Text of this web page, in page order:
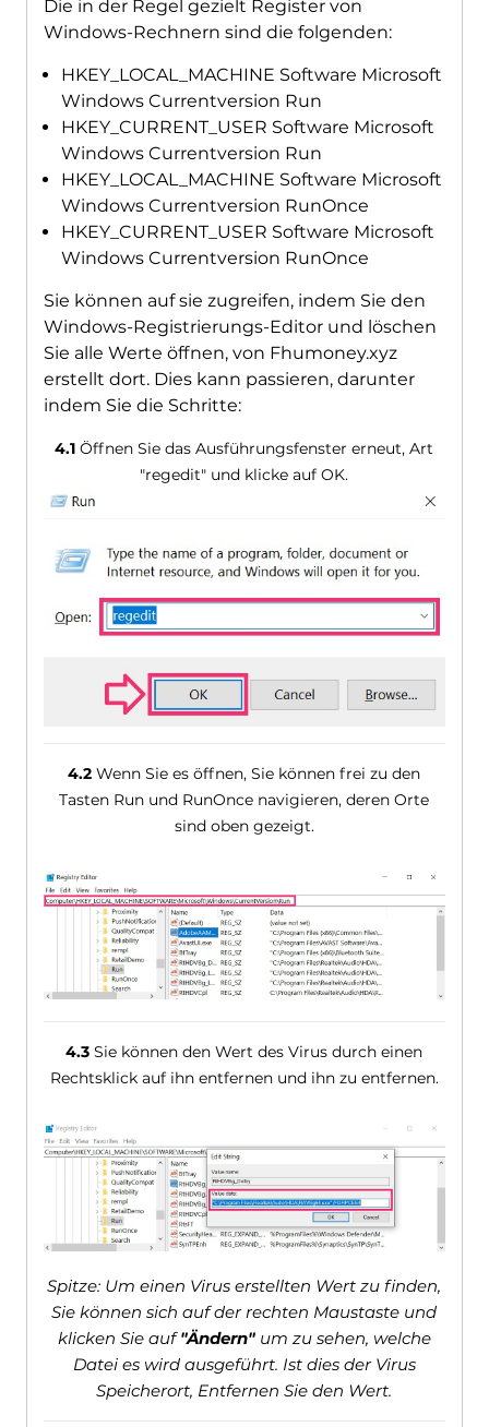
Die in der Regel gezielt Register von
Windows-Rechnern sind die folgenden:
HKEY_LOCAL_MACHINE Software Microsoft
Windows Currentversion Run
HKEY_CURRENT_USER Software Microsoft
Windows Currentversion Run
HKEY_LOCAL_MACHINE Software Microsoft
Windows Currentversion RunOnce
HKEY_CURRENT_USER Software Microsoft
Windows Currentversion RunOnce
Sie können auf sie zugreifen, indem Sie den
Windows-Registrierungs-Editor und löschen
Sie alle Werte öffnen, von Fhumoney.xyz
erstellt dort. Dies kann passieren, darunter
indem Sie die Schritte:
4.1 Öffnen Sie das Ausführungsfenster erneut, Art
"regedit" und klicke auf OK.
4.2 Wenn Sie es öffnen, Sie können frei zu den
Tasten Run und RunOnce navigieren, deren Orte
sind oben gezeigt.
4.3 Sie können den Wert des Virus durch einen
Rechtsklick auf ihn entfernen und ihn zu entfernen.
Spitze: Um einen Virus erstellten Wert zu finden,
Sie können sich auf der rechten Maustaste und
klicken Sie auf"Ändern"um zu sehen, welche
Datei es wird ausgeführt. Ist dies der Virus
Speicherort, Entfernen Sie den Wert.